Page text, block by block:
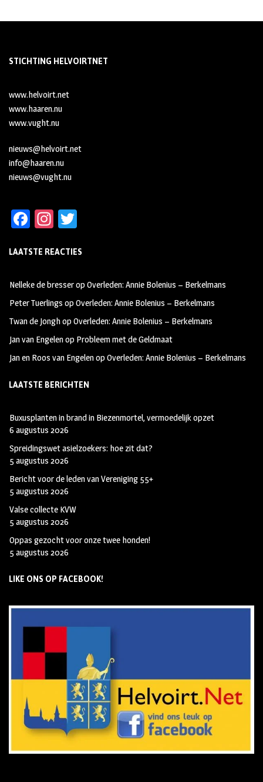
STICHTING HELVOIRTNET
www.helvoirt.net
www.haaren.nu
www.vught.nu
nieuws@helvoirt.net
info@haaren.nu
nieuws@vught.nu
Fa
b
oo
k
In
ag
m
tt
LAATSTE REACTIES
Nelleke de bresseropOverleden: Annie Bolenius – Berkelmans
Peter Tuerlings opOverleden: Annie Bolenius – Berkelmans
Twan de JonghopOverleden: Annie Bolenius – Berkelmans
Jan van Engelenop Probleem met de Geldmaat
Jan en Roos van EngelenopOverleden: Annie Bolenius – Berkelmans
LAATSTE BERICHTEN
Buxusplanten in brand in Biezenmortel, vermoedelijk opzet
6 augustus 2026
Spreidingswet asielzoekers: hoe zit dat?
5 augustus 2026
Bericht voor de leden van Vereniging 55+
5 augustus 2026
Valse collecte KVW
5 augustus 2026
Oppas gezocht voor onze twee honden!
5 augustus 2026
LIKE ONS OP FACEBOOK!